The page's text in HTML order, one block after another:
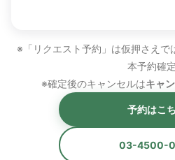
※「リクエスト予約」は仮押さえで
本予約確定
※確定後のキャンセルはキャ
予約はこ
03-4500-